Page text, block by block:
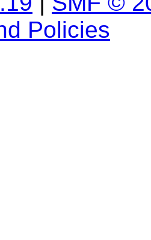
Policies